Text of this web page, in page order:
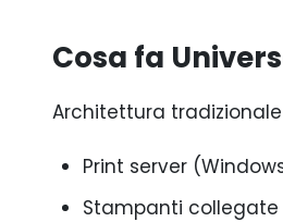
Cosa fa
Architettura tradizionale
Print server
Stampanti collegate